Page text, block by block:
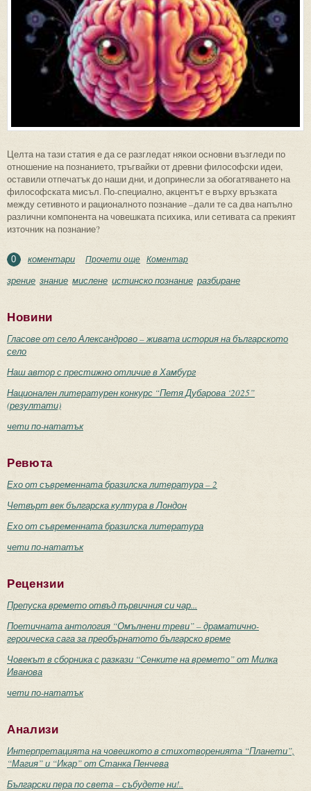
Целта на тази статия е да се разгледат някои основни възгледи по
отношение на познанието, тръгвайки от древни философски идеи,
оставили отпечатък до наши дни, и допринесли за обогатяването на
философската мисъл. По-специално, акцентът е върху връзката
между сетивното и рационалното познание –дали те са два напълно
различни компонента на човешката психика, или сетивата са прекият
източник на познание?
0 коментари Прочети още about От зрение към познание
Коментар
зрение знание мислене истинско познание разбиране
Новини
Гласове от село Александрово – живата история на българското
село
Наш автор с престижно отличие в Хамбург
Национален литературен конкурс “Петя Дубарова ‘2025”
(резултати)
чети по-нататък
Ревюта
Ехо от съвременната бразилска литература – 2
Четвърт век българска култура в Лондон
Ехо от съвременната бразилска литература
чети по-нататък
Рецензии
Препуска времето отвъд първичния си чар...
Поетичната антология “Омълнени треви” – драматично-
героическа сага за преобърнатото българско време
Човекът в сборника с разкази “Сенките на времето” от Милка
Иванова
чети по-нататък
Анализи
Интерпретацията на човешкото в стихотворенията “Планети”,
“Магия” и “Икар” от Станка Пенчева
Български пера по света – събудете ни!..